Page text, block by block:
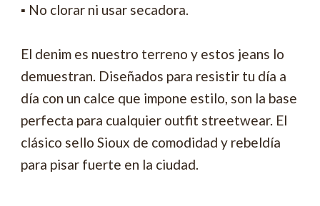
▪ No clorar ni usar secadora.
El denim es nuestro terreno y estos jeans lo
demuestran. Diseñados para resistir tu día a
día con un calce que impone estilo, son la base
perfecta para cualquier outfit streetwear. El
clásico sello Sioux de comodidad y rebeldía
para pisar fuerte en la ciudad.